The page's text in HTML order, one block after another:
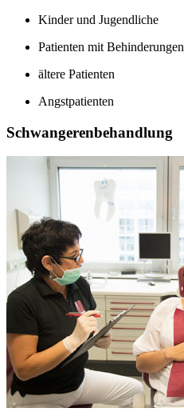
Kinder und Jugendliche
Patienten mit Behinderungen
ältere Patienten
Angstpatienten
Schwangerenbehandlung